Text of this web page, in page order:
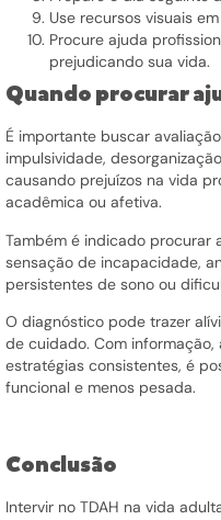
Use recursos visuais
Procure ajuda
prejudicando sua vida.
Quando procurar
É importante buscar
impulsividade,
causando prejuízos na vida
acadêmica ou afetiva.
Também é indicado procurar
sensação de incapacidade,
persistentes de sono ou
O diagnóstico pode trazer
de cuidado. Com
estratégias consistentes, é
funcional e menos pesada.
Conclusão
Intervir no TDAH na vida